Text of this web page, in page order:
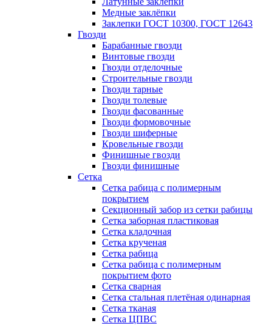
Медные заклёпки
Заклепки ГОСТ 10300, ГОСТ 12643
Гвозди
Барабанные гвозди
Винтовые гвозди
Гвозди отделочные
Строительные гвозди
Гвозди тарные
Гвозди толевые
Гвозди фасованные
Гвозди формовочные
Гвозди шиферные
Кровельные гвозди
Финишные гвозди
Гвозди финишные
Сетка
Сетка рабица с полимерным
покрытием
Секционный забор из сетки рабицы
Сетка заборная пластиковая
Сетка кладочная
Сетка крученая
Сетка рабица
Сетка рабица с полимерным
покрытием фото
Сетка сварная
Сетка стальная плетёная одинарная
Сетка тканая
Сетка ЦПВС